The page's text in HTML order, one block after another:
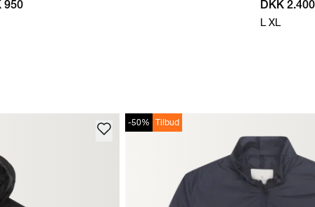
950 DKK 2.400
L XL
-50% Tilbud